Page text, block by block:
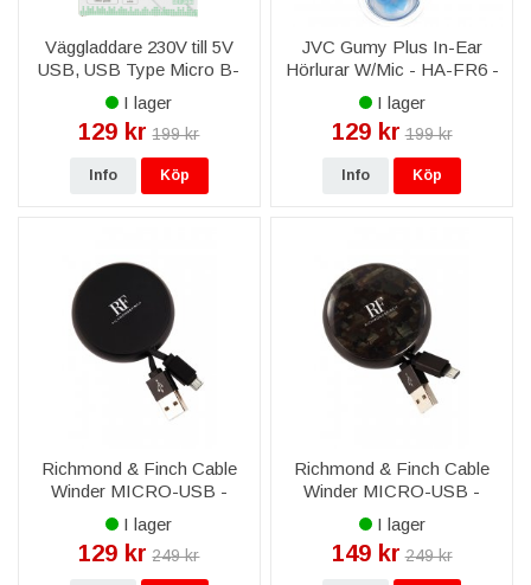
Väggladdare 230V till 5V
USB, USB Type Micro B-
kabel, 1M
I lager
129 kr 199 kr
Info Köp
JVC Gumy Plus In-Ear
Hörlurar W/Mic - HA-FR6 -
Blå
I lager
129 kr 199 kr
Info Köp
Richmond & Finch Cable
Winder MICRO-USB -
Svart
I lager
129 kr 249 kr
Richmond & Finch Cable
Winder MICRO-USB -
Kamouflage
I lager
149 kr 249 kr